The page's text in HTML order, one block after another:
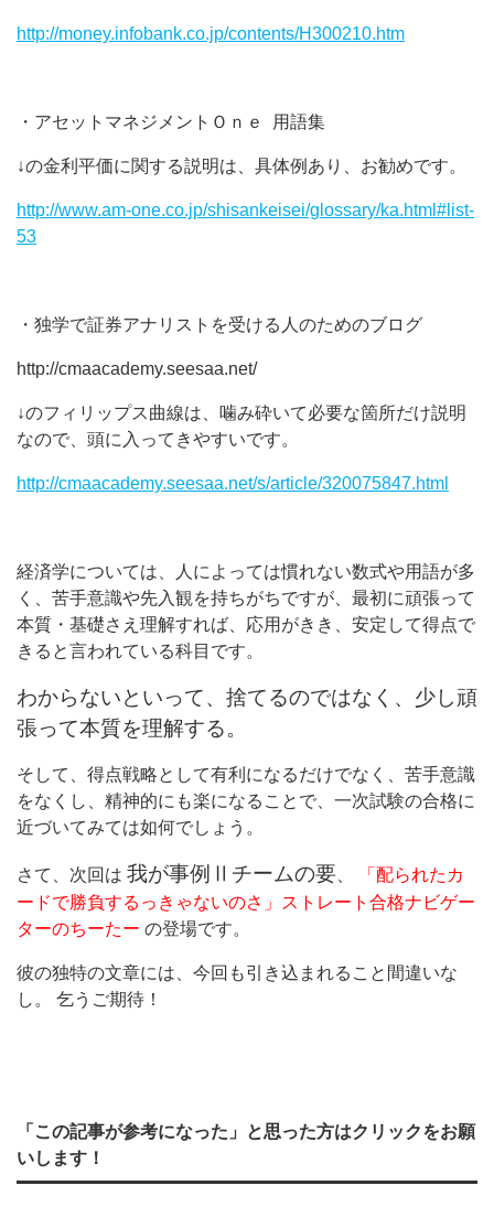
http://money.infobank.co.jp/contents/H300210.htm
・アセットマネジメントＯｎｅ 用語集
↓の金利平価に関する説明は、具体例あり、お勧めです。
http://www.am-one.co.jp/shisankeisei/glossary/ka.html#list-
53
・独学で証券アナリストを受ける人のためのブログ
http://cmaacademy.seesaa.net/
↓のフィリップス曲線は、噛み砕いて必要な箇所だけ説明
なので、頭に入ってきやすいです。
http://cmaacademy.seesaa.net/s/article/320075847.html
経済学については、人によっては慣れない数式や用語が多
く、苦手意識や先入観を持ちがちですが、最初に頑張って
本質・基礎さえ理解すれば、応用がきき、安定して得点で
きると言われている科目です。
わからないといって、捨てるのではなく、少し頑
張って本質を理解する。
そして、得点戦略として有利になるだけでなく、苦手意識
をなくし、精神的にも楽になることで、一次試験の合格に
近づいてみては如何でしょう。
さて、次回は 我が事例Ⅱチームの要
「配られたカ
ードで勝負するっきゃないのさ」ストレート合格ナビゲー
ターのちーたー の登場です。
彼の独特の文章には、今回も引き込まれること間違いな
し。 乞うご期待！
「この記事が参考になった」と思った方はクリックをお願
いします！